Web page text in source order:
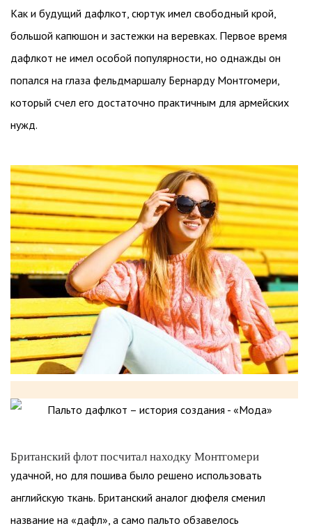
Как и будущий дафлкот, сюртук имел свободный крой,
большой капюшон и застежки на веревках. Первое время
дафлкот не имел особой популярности, но однажды он
попался на глаза фельдмаршалу Бернарду Монтгомери,
который счел его достаточно практичным для армейских
нужд.
Британский флот посчитал находку Монтгомери
удачной, но для пошива было решено использовать
английскую ткань. Британский аналог дюфеля сменил
название на «дафл», а само пальто обзавелось